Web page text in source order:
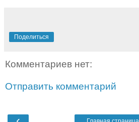
Поделиться
Комментариев нет:
Отправить комментарий